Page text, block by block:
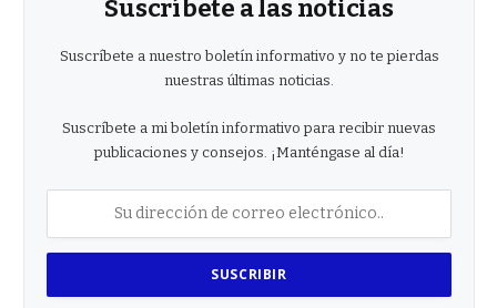
Suscríbete a las noticias
Suscríbete a nuestro boletín informativo y no te pierdas
nuestras últimas noticias.
Suscríbete a mi boletín informativo para recibir nuevas
publicaciones y consejos. ¡Manténgase al día!